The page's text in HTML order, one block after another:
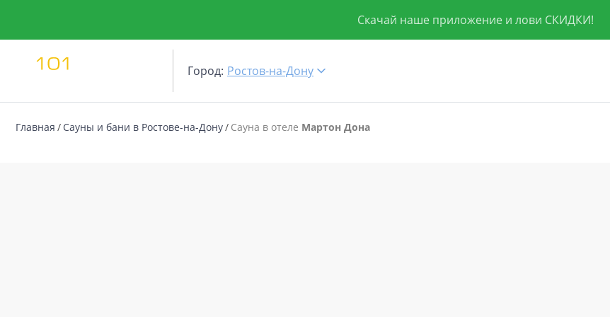
Скачай наше приложение и лови СКИДКИ!
Город: Ростов-на-Дону
Главная Сауны и бани в Ростове-на-Дону Сауна в отеле Мартон Дона